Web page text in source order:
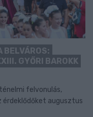
BELVÁROS:
GYŐRI BAROKK
felvonulás,
augusztus